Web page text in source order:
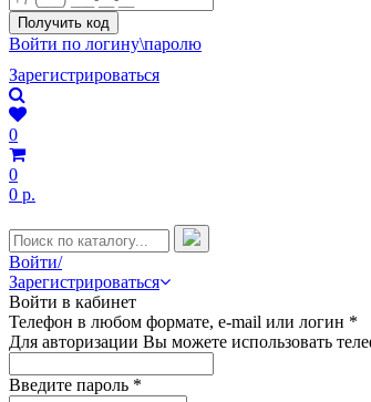
Войти по логину\паролю
Зарегистрироваться
0
0
0 р.
Войти/
Зарегистрироваться
Войти в кабинет
Телефон в любом формате, e-mail или логин *
Для авторизации Вы можете использовать
Введите пароль *